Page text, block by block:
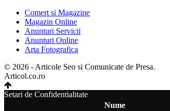
Comert si Magazine
Magazin Online
Anunturi Servicii
Anunturi Online
Arta Fotografica
© 2026 - Articole Seo si Comunicate de Presa.
Articol.co.ro
Setari de Confidentialitate
Nume